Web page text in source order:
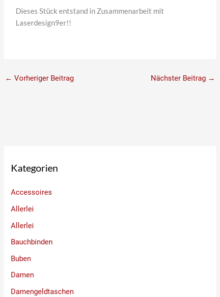
Dieses Stück entstand in Zusammenarbeit mit
Laserdesign9er!!
← Vorheriger Beitrag Nächster Beitrag →
Kategorien
Accessoires
Allerlei
Allerlei
Bauchbinden
Buben
Damen
Damengeldtaschen